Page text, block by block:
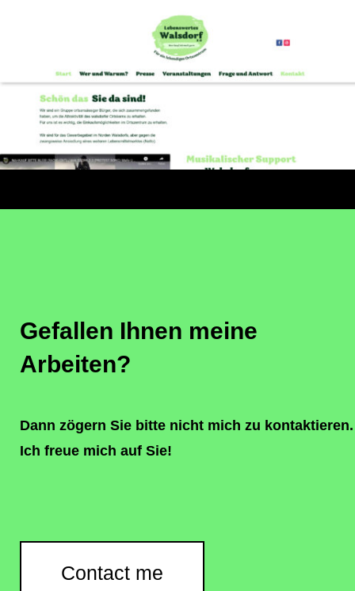
Gefallen Ihnen meine
Arbeiten?
Dann zögern Sie bitte nicht mich zu kontaktieren.
Ich freue mich auf Sie!
Contact me